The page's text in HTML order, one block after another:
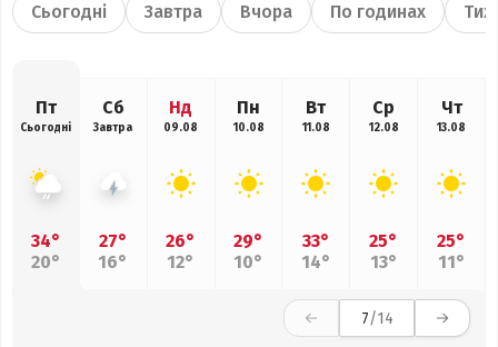
Сьогодні Завтра Вчора По годинах
Пт
Сьогодні
34°
20°
Сб
Завтра
27°
16°
Нд
09.08
26°
12°
Пн
10.08
29°
10°
Вт
11.08
33°
14°
Ср
12.08
25°
13°
Чт
13.08
25°
11°
7/14